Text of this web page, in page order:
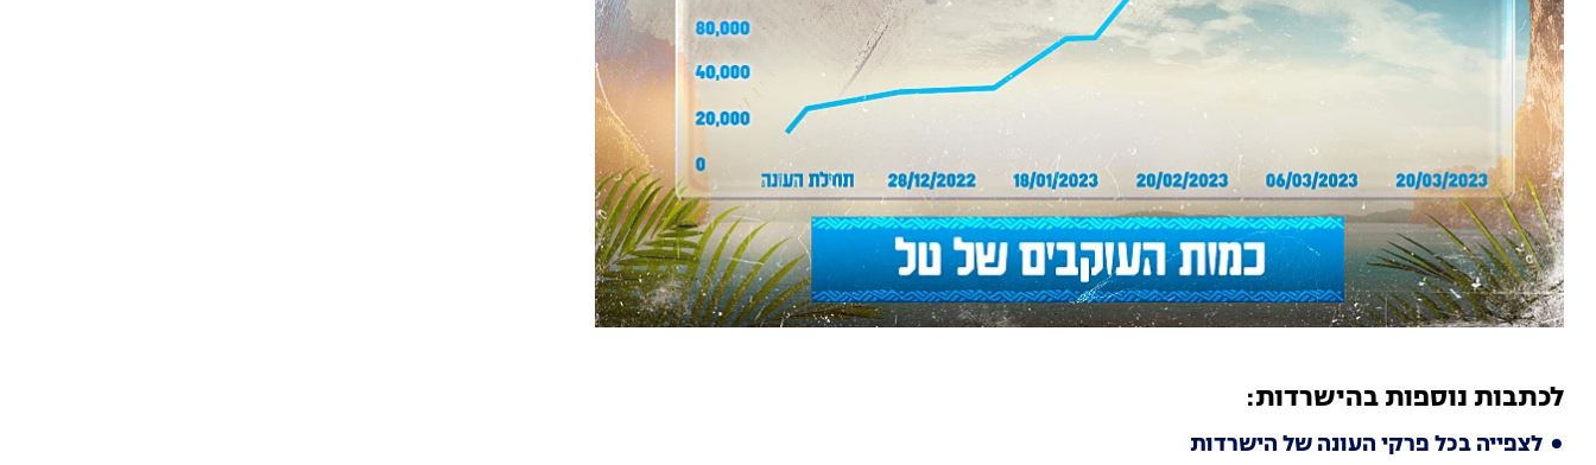
לכתבות נוספות בהישרדות:
לצפייה בכל פרקי העונה של הישרדות